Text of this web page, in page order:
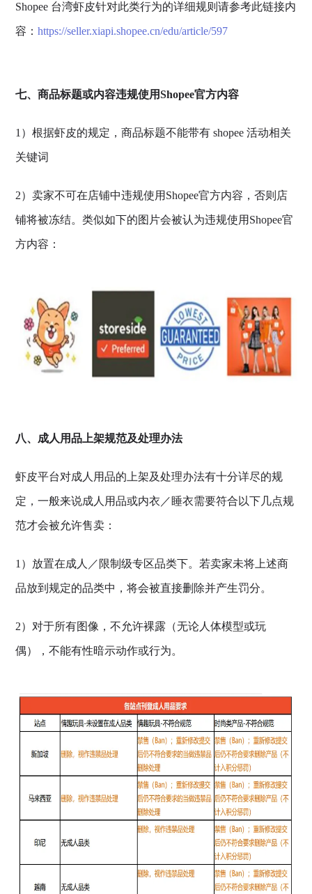
Shopee 台湾虾皮针对此类行为的详细规则请参考此链接内
容： https://seller.xiapi.shopee.cn/edu/article/597
七、商品标题或内容违规使用Shopee官方内容
1）根据虾皮的规定，商品标题不能带有 shopee 活动相关
关键词
2）卖家不可在店铺中违规使用Shopee官方内容，否则店
铺将被冻结。类似如下的图片会被认为违规使用Shopee官
方内容：
八、成人用品上架规范及处理办法
虾皮平台对成人用品的上架及处理办法有十分详尽的规
定，一般来说成人用品或内衣／睡衣需要符合以下几点规
范才会被允许售卖：
1）放置在成人／限制级专区品类下。若卖家未将上述商
品放到规定的品类中，将会被直接删除并产生罚分。
2）对于所有图像，不允许裸露（无论人体模型或玩
偶），不能有性暗示动作或行为。